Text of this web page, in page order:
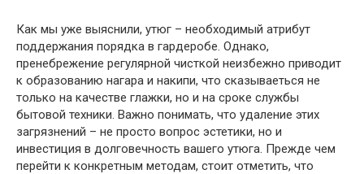
Как мы уже выяснили, утюг – необходимый атрибут
поддержания порядка в гардеробе. Однако,
пренебрежение регулярной чисткой неизбежно приводит
к образованию нагара и накипи, что сказываеться не
только на качестве глажки, но и на сроке службы
бытовой техники. Важно понимать, что удаление этих
загрязнений – не просто вопрос эстетики, но и
инвестиция в долговечность вашего утюга. Прежде чем
перейти к конкретным методам, стоит отметить, что